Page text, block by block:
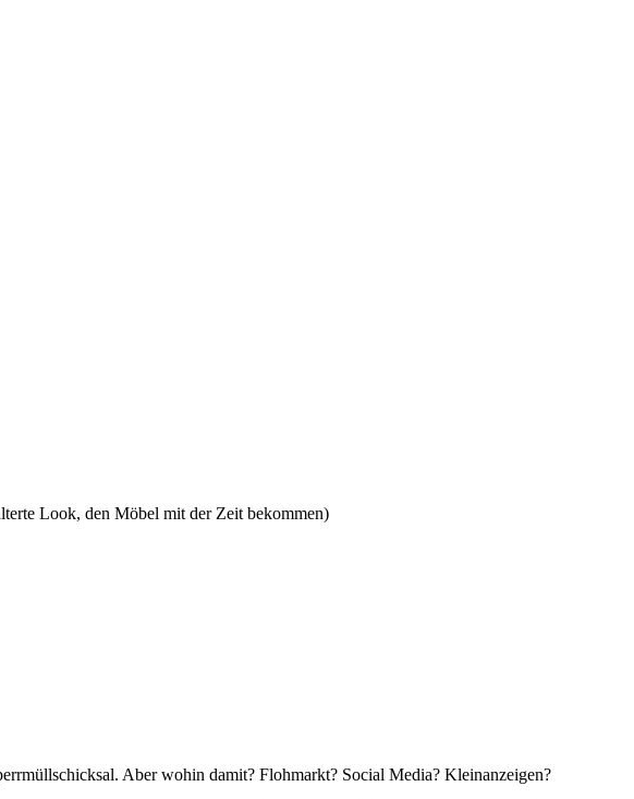
Look, den Möbel mit der Zeit bekommen)
Aber wohin damit? Flohmarkt? Social Media? Kleinanzeigen?